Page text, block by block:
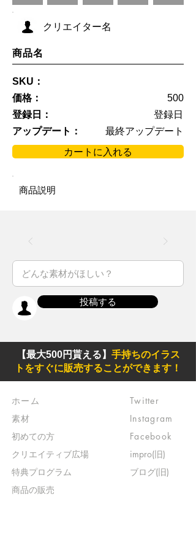
クリエイター名
商品名
SKU：
価格：
500
登録日：
登録日
アップデート：
最終アップデート
カートに入れる
商品説明
投稿する
【最大500円貰える】 手持ちのイラス
トをすぐに販売することができます！
ホーム
素材
初めての方
​クリエイティブ広場
​特典プログラム
​商品の販売
Twitter
Instagram
Facebook
impro(旧)​
ブログ(旧)